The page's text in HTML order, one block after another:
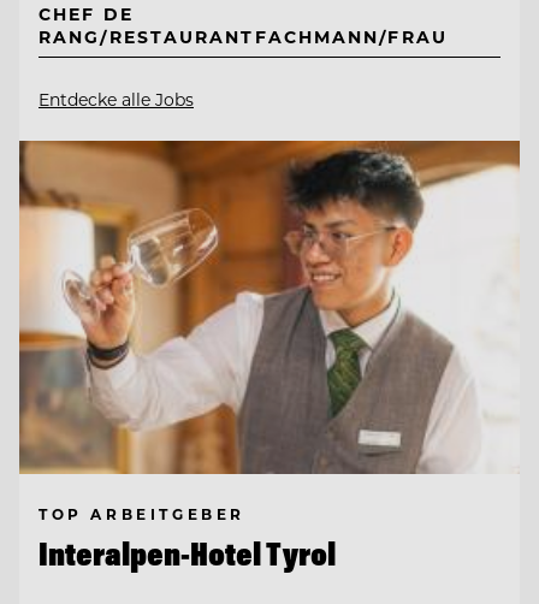
CHEF DE
RANG/RESTAURANTFACHMANN/FRAU
Entdecke alle Jobs
TOP ARBEITGEBER
Interalpen-Hotel Tyrol